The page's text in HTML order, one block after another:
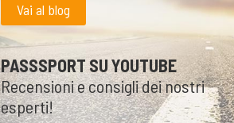
Vai al blog
PASSSPORT SU YOUTUBE
Recensioni e consigli dei nostri
esperti!